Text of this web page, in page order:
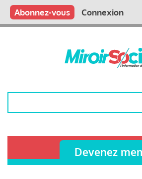
Aller
contenu
Main
Qui sommes nous ?
Vous publiez
Nous publions
Contactez-nous
Abonnez-vous Connexion
Devenez